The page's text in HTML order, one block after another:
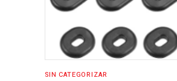
SIN CATEGORIZAR